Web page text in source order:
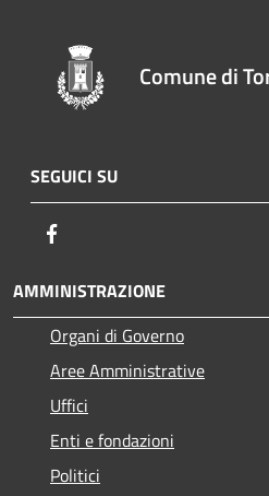
Comune di
SEGUICI SU
AMMINISTRAZIONE
Organi di Governo
Aree Amministrative
Uffici
Enti e fondazioni
Politici